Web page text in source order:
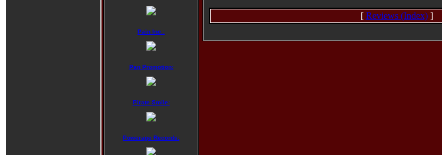
Pain Inc.:
Pan Promotion:
Pirate Smile:
Powerage Records:
[ Reviews (Index)]